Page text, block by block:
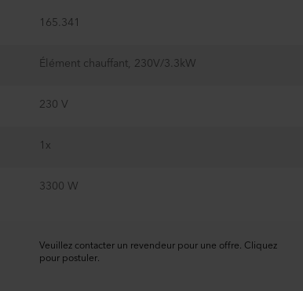
165.341
Élément chauffant, 230V/3.3kW
230 V
1x
3300 W
Veuillez contacter un revendeur pour une offre. Cliquez
pour postuler.